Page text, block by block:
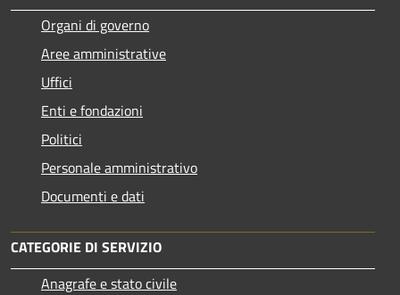
Organi di governo
Aree amministrative
Uffici
Enti e fondazioni
Politici
Personale amministrativo
Documenti e dati
CATEGORIE DI SERVIZIO
Anagrafe e stato civile